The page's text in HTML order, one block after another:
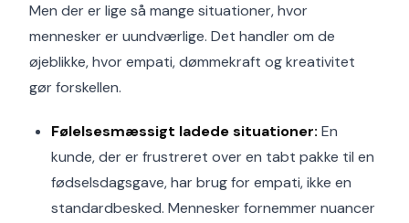
Men der er lige så mange situationer, hvor
mennesker er uundværlige. Det handler om de
øjeblikke, hvor empati, dømmekraft og kreativitet
gør forskellen.
Følelsesmæssigt ladede situationer: En
kunde, der er frustreret over en tabt pakke til en
fødselsdagsgave, har brug for empati, ikke en
standardbesked. Mennesker fornemmer nuancer